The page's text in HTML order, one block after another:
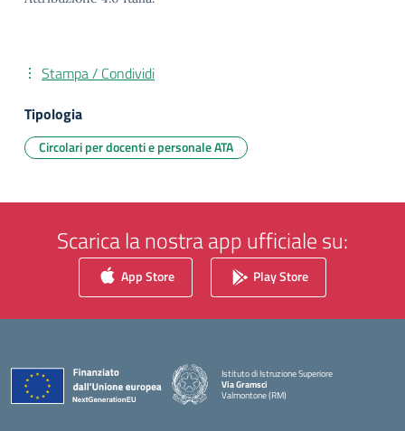
Stampa / Condividi
Tipologia
Circolari per docenti e personale ATA
Scarica la nostra app ufficiale su:
App Store Play Store
Istituto di Istruzione Superiore
Via Gramsci
Valmontone (RM)